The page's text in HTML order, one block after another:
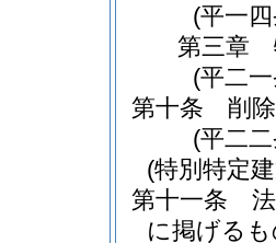
(平一
第三章
(平二
第十条
削除
(平二
(特別特定
第十一条
に掲げる